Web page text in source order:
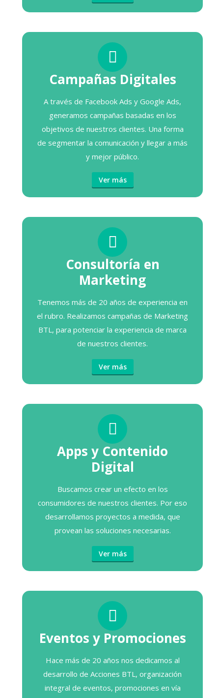
Campañas Digitales
A través de Facebook Ads y Google Ads,
generamos campañas basadas en los
objetivos de nuestros clientes. Una forma
de segmentar la comunicación y llegar a más
y mejor público.
Ver más
Consultoría en
Marketing
Tenemos más de 20 años de experiencia en
el rubro. Realizamos campañas de Marketing
BTL, para potenciar la experiencia de marca
de nuestros clientes.
Ver más
Apps y Contenido
Digital
Buscamos crear un efecto en los
consumidores de nuestros clientes. Por eso
desarrollamos proyectos a medida, que
provean las soluciones necesarias.
Ver más
Eventos y Promociones
Hace más de 20 años nos dedicamos al
desarrollo de Acciones BTL, organización
integral de eventos, promociones en vía